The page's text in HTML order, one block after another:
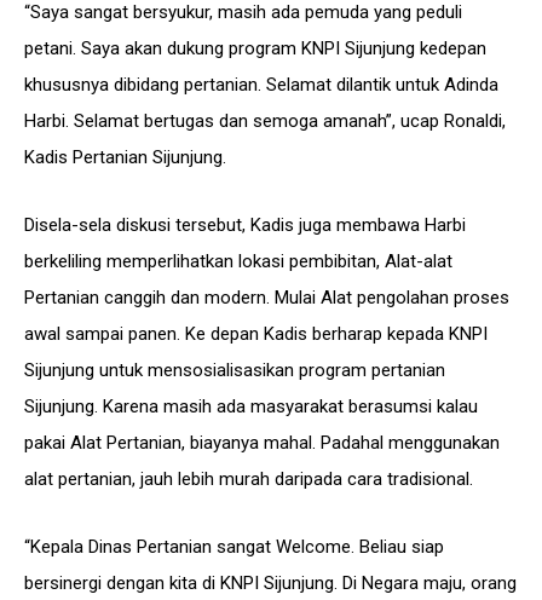
“Saya sangat bersyukur, masih ada pemuda yang peduli
petani. Saya akan dukung program KNPI Sijunjung kedepan
khususnya dibidang pertanian. Selamat dilantik untuk Adinda
Harbi. Selamat bertugas dan semoga amanah”, ucap Ronaldi,
Kadis Pertanian Sijunjung.
Disela-sela diskusi tersebut, Kadis juga membawa Harbi
berkeliling memperlihatkan lokasi pembibitan, Alat-alat
Pertanian canggih dan modern. Mulai Alat pengolahan proses
awal sampai panen. Ke depan Kadis berharap kepada KNPI
Sijunjung untuk mensosialisasikan program pertanian
Sijunjung. Karena masih ada masyarakat berasumsi kalau
pakai Alat Pertanian, biayanya mahal. Padahal menggunakan
alat pertanian, jauh lebih murah daripada cara tradisional.
“Kepala Dinas Pertanian sangat Welcome. Beliau siap
bersinergi dengan kita di KNPI Sijunjung. Di Negara maju, orang